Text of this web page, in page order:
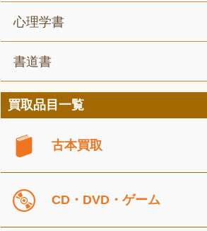
心理学書
書道書
買取品目一覧
古本買取
CD・DVD・ゲーム